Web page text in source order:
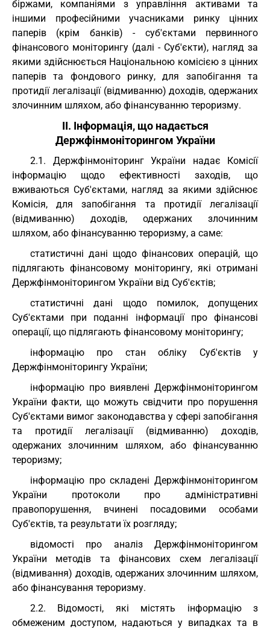
біржами, компаніями з управління активами та
іншими професійними учасниками ринку цінних
паперів (крім банків) - суб'єктами первинного
фінансового моніторингу (далі - Суб'єкти), нагляд за
якими здійснюється Національною комісією з цінних
паперів та фондового ринку, для запобігання та
протидії легалізації (відмиванню) доходів, одержаних
злочинним шляхом, або фінансуванню тероризму.
II. Інформація, що надається
Держфінмоніторингом України
2.1. Держфінмоніторинг України надає Комісії
інформацію щодо ефективності заходів, що
вживаються Суб'єктами, нагляд за якими здійснює
Комісія, для запобігання та протидії легалізації
(відмиванню) доходів, одержаних злочинним
шляхом, або фінансуванню тероризму, а саме:
статистичні дані щодо фінансових операцій, що
підлягають фінансовому моніторингу, які отримані
Держфінмоніторингом України від Суб'єктів;
статистичні дані щодо помилок, допущених
Суб'єктами при поданні інформації про фінансові
операції, що підлягають фінансовому моніторингу;
інформацію про стан обліку Суб'єктів у
Держфінмоніторингу України;
інформацію про виявлені Держфінмоніторингом
України факти, що можуть свідчити про порушення
Суб'єктами вимог законодавства у сфері запобігання
та протидії легалізації (відмиванню) доходів,
одержаних злочинним шляхом, або фінансуванню
тероризму;
інформацію про складені Держфінмоніторингом
України протоколи про адміністративні
правопорушення, вчинені посадовими особами
Суб'єктів, та результати їх розгляду;
відомості про аналіз Держфінмоніторингом
України методів та фінансових схем легалізації
(відмивання) доходів, одержаних злочинним шляхом,
або фінансування тероризму.
2.2. Відомості, які містять інформацію з
обмеженим доступом, надаються у випадках та в